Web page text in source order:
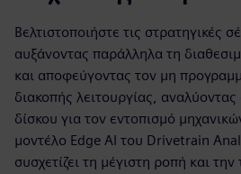
Βελτιστοποιήστε τις στρατηγικές
αυξάνοντας παράλληλα τη
και αποφεύγοντας τον μη
διακοπής λειτουργίας,
δίσκου για τον εντοπισμό
μοντέλο Edge AI του Drivetrain
συσχετίζει τη μέγιστη ροπή και